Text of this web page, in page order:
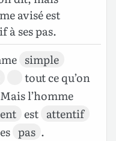
avisé est
à ses pas.
simple
tout ce qu’on
l’homme
est attentif
pas .